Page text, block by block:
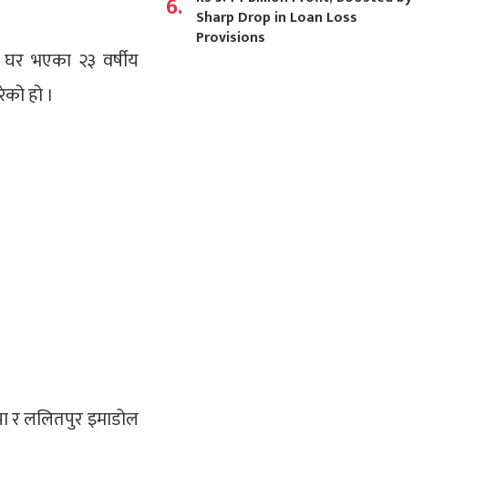
घर भएका २३ वर्षीय
हो ।
र ललितपुर इमाडोल
6.
Sharp Drop in Loan Loss
Provisions